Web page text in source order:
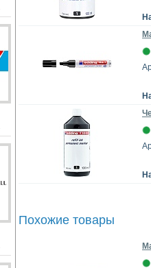
Похожие товары